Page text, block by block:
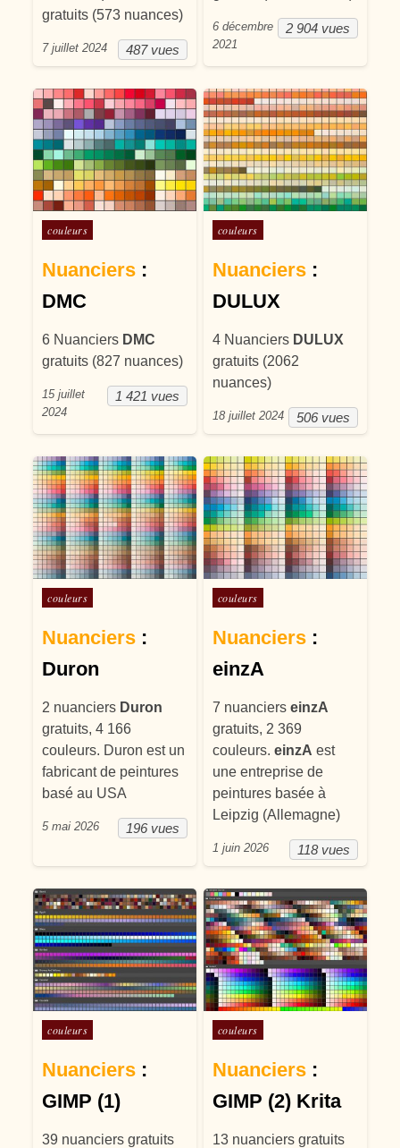
gratuits (573 nuances)
487 vues
7 juillet 2024
2 904 vues
6 décembre
2021
Posté dans
couleurs
Nuanciers :
DMC
6 Nuanciers DMC
gratuits (827 nuances)
1 421 vues
15 juillet
2024
Posté dans
couleurs
Nuanciers:
DULUX
4 Nuanciers DULUX
gratuits (2062
nuances)
506 vues
18 juillet 2024
Posté dans
couleurs
Nuanciers :
Duron
2 nuanciers Duron
gratuits, 4 166
couleurs. Duron est un
fabricant de peintures
basé au USA
196 vues
5 mai 2026
Posté dans
couleurs
Nuanciers:
einzA
7 nuanciers einzA
gratuits, 2 369
couleurs. einzA est
une entreprise de
peintures basée à
Leipzig (Allemagne)
118 vues
1 juin 2026
Posté dans
couleurs
Nuanciers :
GIMP (1)
39 nuanciers gratuits
Posté dans
couleurs
Nuanciers:
GIMP (2) Krita
13 nuanciers gratuits